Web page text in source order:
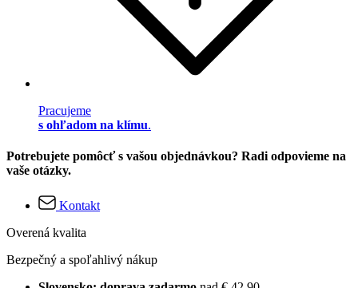
Pracujeme
s ohľadom na klímu.
Potrebujete pomôcť s vašou objednávkou? Radi odpovieme na
vaše otázky.
Kontakt
Overená kvalita
Bezpečný a spoľahlivý nákup